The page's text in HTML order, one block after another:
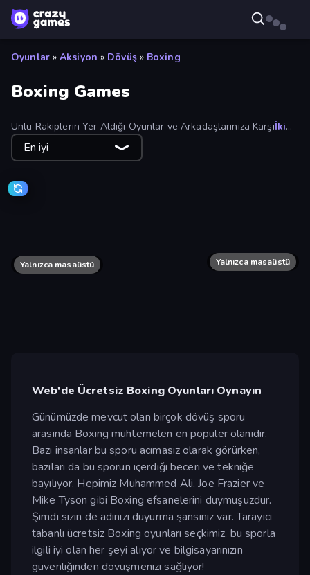
Oyunlar » Aksiyon » Dövüş » Boxing
Boxing Games
Ünlü Rakiplerin Yer Aldığı Oyunlar ve Arkadaşlarınıza Karşıİki
KişilikOyunlar ile Boks Şampiyonu Olun!
En iyi
Punchy Race Boxing Stars
Rumble High Yalnızca masaüstü
Ragdoll Fight
Yalnızca masaüstü
Funny Ragdoll Wrestlers
Web'de Ücretsiz Boxing Oyunları Oynayın
Günümüzde mevcut olan birçok dövüş sporu
arasında Boxing muhtemelen en popüler olanıdır.
Bazı insanlar bu sporu acımasız olarak görürken,
bazıları da bu sporun içerdiği beceri ve tekniğe
bayılıyor. Hepimiz Muhammed Ali, Joe Frazier ve
Mike Tyson gibi Boxing efsanelerini duymuşuzdur.
Şimdi sizin de adınızı duyurma şansınız var. Tarayıcı
tabanlı ücretsiz Boxing oyunları seçkimiz, bu sporla
ilgili iyi olan her şeyi alıyor ve bilgisayarınızın
güvenliğinden dövüşmenizi sağlıyor!